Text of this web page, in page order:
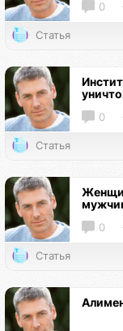
0
Статья
0
Статья
0
Статья